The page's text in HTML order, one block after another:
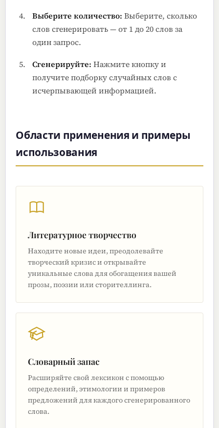
Выберите количество: Выберите, сколько
слов сгенерировать — от 1 до 20 слов за
один запрос.
Сгенерируйте: Нажмите кнопку и
получите подборку случайных слов с
исчерпывающей информацией.
Области применения и примеры
использования
Литературное творчество
Находите новые идеи, преодолевайте
творческий кризис и открывайте
уникальные слова для обогащения вашей
прозы, поэзии или сторителлинга.
Словарный запас
Расширяйте свой лексикон с помощью
определений, этимологии и примеров
предложений для каждого сгенерированного
слова.